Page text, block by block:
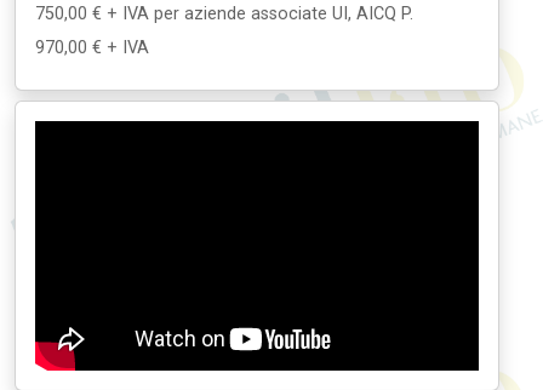
750,00 € + IVA per aziende associate UI, AICQ P.
970,00 € + IVA